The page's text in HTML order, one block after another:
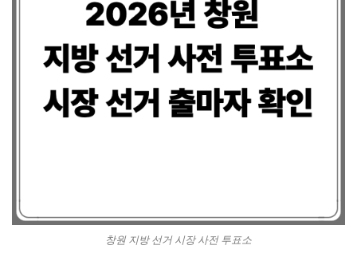
창원 지방 선거 시장 사전 투표소